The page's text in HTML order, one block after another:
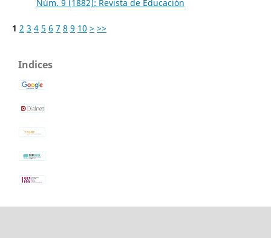
Núm. 9 (1882): Revista de Educación
1 2 3 4 5 6 7 8 9 10 > >>
Indices